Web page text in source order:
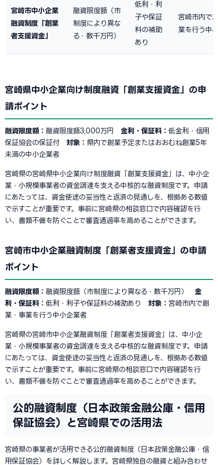
宮崎市中小企業
融資制度「創業
者支援資金」
融資限度額（市
制度により異な
る・数千万円）
低利・利
子や保証
料の補助
あり
宮崎市内で
業を行う中
宮崎県中小企業向け制度融資「創業支援資金」の申
請ポイント
融資限度額： 融資限度額3,000万円 金利・保証料： 低金利・信用
保証協会の保証付 対象： 県内で創業予定またはおおむね創業5年
未満の中小企業者
宮崎県の宮崎県中小企業向け制度融資「創業支援資金」は、中小企
業・小規模事業者の資金調達を支える中核的な融資制度です。申請
にあたっては、資金使途の妥当性と返済の見通しを、根拠ある数値
で示すことが重要です。事前に宮崎県の相談窓口で内容確認を行
い、書類不備を防ぐことで審査通過率を高めることができます。
宮崎市中小企業融資制度「創業者支援資金」の申請
ポイント
融資限度額： 融資限度額（市制度により異なる・数千万円） 金
利・保証料： 低利・利子や保証料の補助あり 対象： 宮崎市内で創
業・事業を行う中小企業者
宮崎県の宮崎市中小企業融資制度「創業者支援資金」は、中小企
業・小規模事業者の資金調達を支える中核的な融資制度です。申請
にあたっては、資金使途の妥当性と返済の見通しを、根拠ある数値
で示すことが重要です。事前に宮崎県の相談窓口で内容確認を行
い、書類不備を防ぐことで審査通過率を高めることができます。
公的融資制度（日本政策金融公庫・信用
保証協会）と宮崎県での活用法
宮崎県の事業者が活用できる公的融資制度（日本政策金融公庫・信
用保証協会）を詳しく解説します。宮崎県独自の融資と組み合わせ